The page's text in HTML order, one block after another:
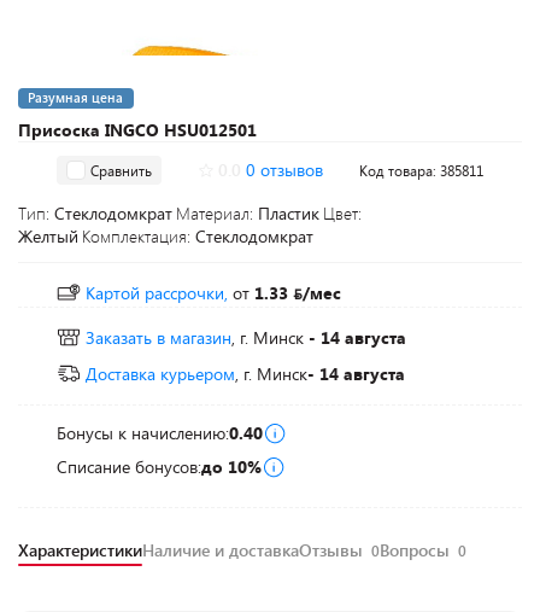
Присоска INGCO HSU012501
Разумная цена
Сравнить 0 отзывов Код товара: 385811
Тип: Стеклодомкрат Материал: Пластик Цвет:
Желтый Комплектация: Стеклодомкрат
Картой рассрочки, от 1.33
/мес
Заказать в магазин, г. Минск - 14 августа
Доставка курьером, г. Минск- 14 августа
Бонусы к начислению:0.40
Списание бонусов:до 10%
ХарактеристикиНаличие и доставкаОтзывы 0Вопросы 0